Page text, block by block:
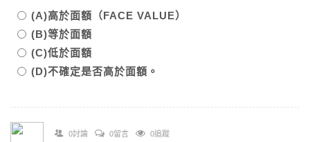
(A)高於面額（FACE VALUE）
(B)等於面額
(C)低於面額
(D)不確定是否高於面額。
0討論 0留言 0追蹤